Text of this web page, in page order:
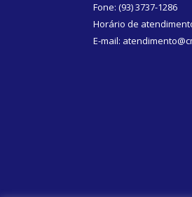
Fone: (93) 3737-1286
Horário de
E-mail: